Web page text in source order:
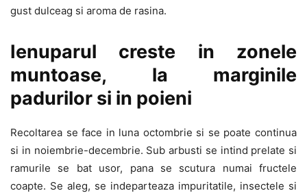
gust dulceag si aroma de rasina.
Ienuparul creste in zonele
muntoase, la marginile
padurilor si in poieni
Recoltarea se face in luna octombrie si se poate continua
si in noiembrie-decembrie. Sub arbusti se intind prelate si
ramurile se bat usor, pana se scutura numai fructele
coapte. Se aleg, se indeparteaza impuritatile, insectele si